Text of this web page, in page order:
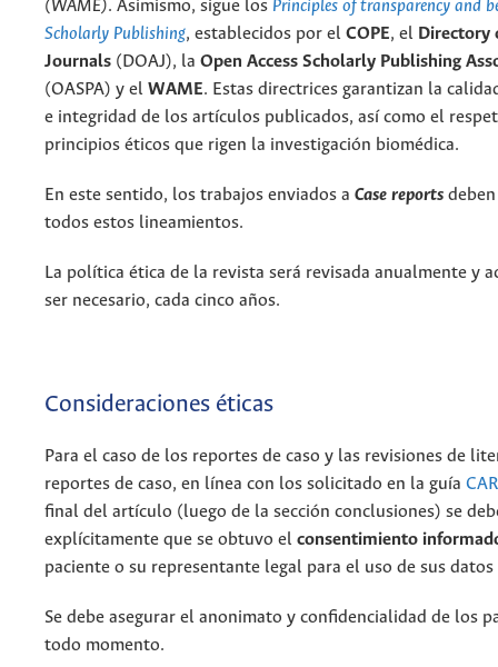
(WAME). Asimismo, sigue los Principles of transparency and
Scholarly Publishing, establecidos por el COPE, el Directory
Journals (DOAJ), la Open Access Scholarly Publishing
(OASPA) y el WAME. Estas directrices garantizan la
e integridad de los artículos publicados, así como el
principios éticos que rigen la investigación biomédica.
En este sentido, los trabajos enviados a Case reports
todos estos lineamientos.
La política ética de la revista será revisada anualmente y
ser necesario, cada cinco años.
Consideraciones éticas
Para el caso de los reportes de caso y las revisiones de
reportes de caso, en línea con los solicitado en la guía
final del artículo (luego de la sección conclusiones) se
explícitamente que se obtuvo el consentimiento
paciente o su representante legal para el uso de sus
Se debe asegurar el anonimato y confidencialidad de los
todo momento.